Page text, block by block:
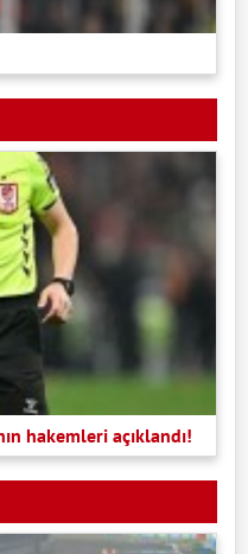
hakemleri açıklandı!